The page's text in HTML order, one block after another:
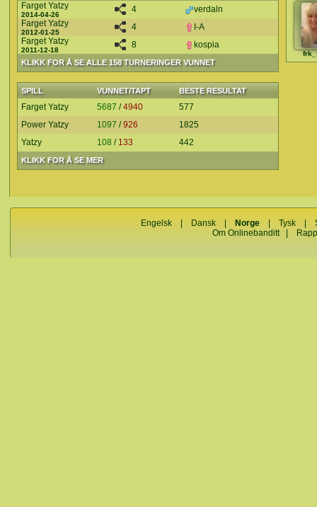
KLIKK FOR Å SE ALLE 158 TURNERINGER VUNNET
Farget Yatzy
2014-04-26
4
verdaln
Farget Yatzy
2012-01-25
4
I-A
Farget Yatzy
2011-12-18
8 kospia
SPILL VUNNET/TAPT BESTE RESULTAT
KLIKK FOR Å SE MER
Farget Yatzy 5687 /4940
577
Power Yatzy
1097 /926
1825
Yatzy
108 / 133 442
Engelsk Dansk Norge |Tysk |
Om Onlinebanditt|